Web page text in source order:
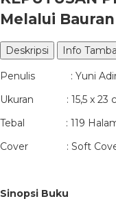
Melalui
Deskripsi Info
Penulis : Yuni
Ukuran : 15,5 x 23
Tebal : 119
Cover : Soft
Sinopsi Buku